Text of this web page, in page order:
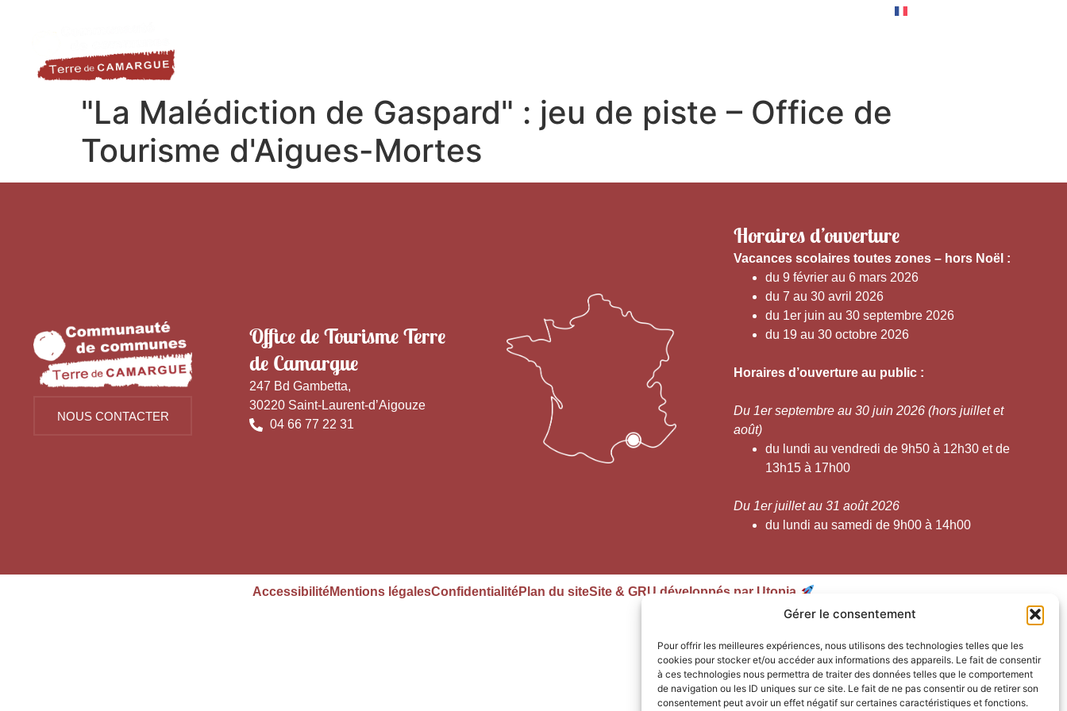
Gérer le consentement
Pour offrir les meilleures expériences, nous utilisons des technologies telles que les
cookies pour stocker et/ou accéder aux informations des appareils. Le fait de consentir
à ces technologies nous permettra de traiter des données telles que le comportement
de navigation ou les ID uniques sur ce site. Le fait de ne pas consentir ou de retirer son
consentement peut avoir un effet négatif sur certaines caractéristiques et fonctions.
"La Malédiction de Gaspard" : jeu de piste – Office de
Tourisme d'Aigues-Mortes
NOUS CONTACTER
Office de Tourisme Terre
de Camargue
247 Bd Gambetta,
30220 Saint-Laurent-d’Aigouze
04 66 77 22 31
Horaires d’ouverture
Vacances scolaires toutes zones – hors Noël :
du 9 février au 6 mars 2026
du 7 au 30 avril 2026
du 1er juin au 30 septembre 2026
du 19 au 30 octobre 2026
Horaires d’ouverture au public :
Du 1er septembre au 30 juin 2026 (hors juillet et
août)
du lundi au vendredi de 9h50 à 12h30 et de
13h15 à 17h00
Du 1er juillet au 31 août 2026
du lundi au samedi de 9h00 à 14h00
AccessibilitéMentions légalesConfidentialitéPlan du siteSite & GRU développés par Utopia